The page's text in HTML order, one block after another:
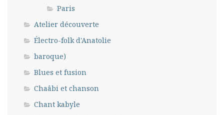
Paris
Atelier découverte
Électro-folk d'Anatolie
baroque)
Blues et fusion
Chaâbi et chanson
Chant kabyle